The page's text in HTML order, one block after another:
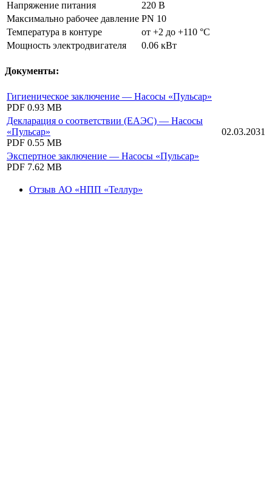
Напряжение питания
220 В
Максимально рабочее давление PN 10
Температура в контуре
от +2 до +110 °C
Мощность электродвигателя
0.06 кВт
Документы:
Гигиеническое заключение — Насосы «Пульсар»
PDF 0.93 MB
Декларация о соответствии (ЕАЭС) — Насосы
«Пульсар»
PDF 0.55 MB
02.03.2031
Экспертное заключение — Насосы «Пульсар»
PDF 7.62 MB
Отзыв АО «НПП «Теллур»